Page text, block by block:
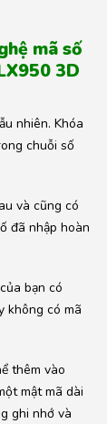
mã số
3D
nhiên. Khóa
chuỗi số
và cũng có
đã nhập hoàn
bạn có
không có mã
thêm vào
mật mã dài
ghi nhớ và